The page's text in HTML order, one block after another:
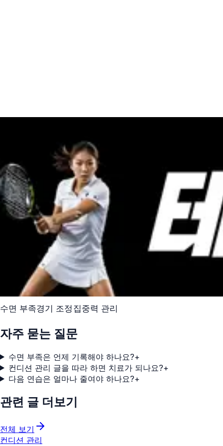
수면 부족경기 조정 집중력 관리
자주 묻는 질문
수면 부족은 언제 기록해야 하나요?+
컨디션 관리 글을 따라 하면 치료가 되나요?+
다음 연습은 얼마나 줄여야 하나요?+
관련 글 더보기
전체 보기
컨디션 관리